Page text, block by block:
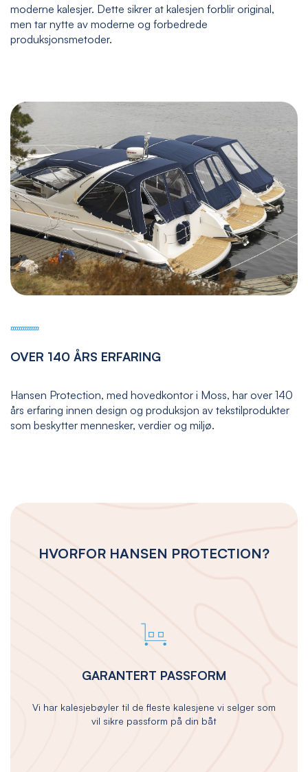
moderne kalesjer. Dette sikrer at kalesjen forblir original,
men tar nytte av moderne og forbedrede
produksjonsmetoder.
OVER 140 ÅRS ERFARING
Hansen Protection, med hovedkontor i Moss, har over 140
års erfaring innen design og produksjon av tekstilprodukter
som beskytter mennesker, verdier og miljø.
HVORFOR HANSEN PROTECTION?
GARANTERT PASSFORM
Vi har kalesjebøyler til de fleste kalesjene vi selger som
vil sikre passform på din båt